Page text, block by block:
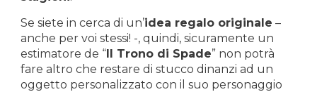
Se siete in cerca di un’idea regalo originale –
anche per voi stessi! -, quindi, sicuramente un
estimatore de “Il Trono di Spade” non potrà
fare altro che restare di stucco dinanzi ad un
oggetto personalizzato con il suo personaggio